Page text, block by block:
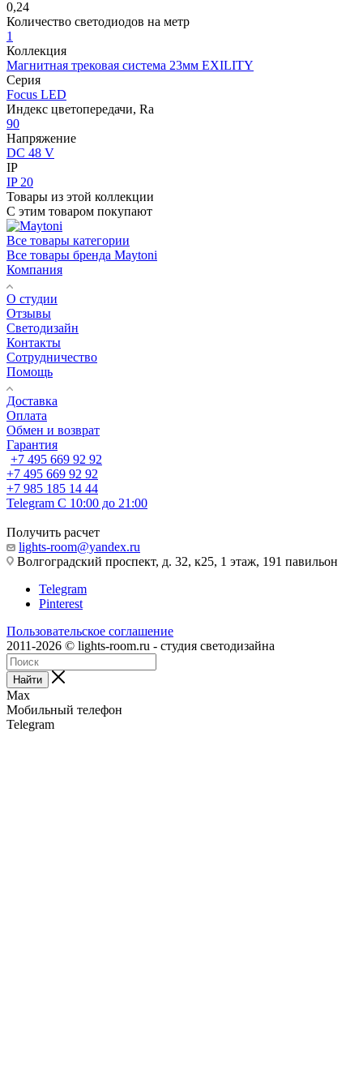
0,24
Количество светодиодов на метр
1
Коллекция
Магнитная трековая система 23мм EXILITY
Серия
Focus LED
Индекс цветопередачи, Ra
90
Напряжение
DC 48 V
IP
IP 20
Товары из этой коллекции
С этим товаром покупают
Все товары категории
Все товары бренда Maytoni
Компания
О студии
Отзывы
Светодизайн
Контакты
Сотрудничество
Помощь
Доставка
Оплата
Обмен и возврат
Гарантия
+7 495 669 92 92
+7 495 669 92 92
+7 985 185 14 44
Telegram С 10:00 до 21:00
Получить расчет
lights-room@yandex.ru
Волгоградский проспект, д. 32, к25, 1 этаж, 191 павильон
Telegram
Pinterest
Пользовательское соглашение
2011-2026 © lights-room.ru - студия светодизайна
Найти
Max
Мобильный телефон
Telegram